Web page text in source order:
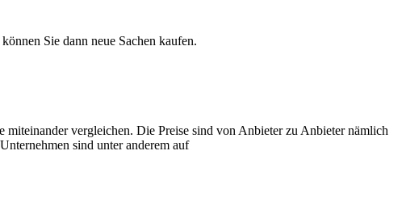
Sie dann neue Sachen kaufen.
vergleichen. Die Preise sind von Anbieter zu Anbieter nämlich
sind unter anderem auf